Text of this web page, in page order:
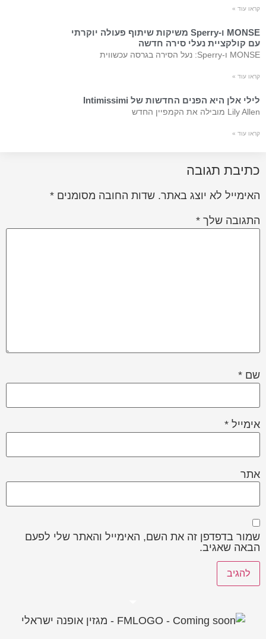
קראו עוד »
MONSE ו-Sperry משיקות שיתוף פעולה יוקרתי
עם קולקציית נעלי סירה חדשה
MONSE ו-Sperry: נעל הסירה בגרסה עכשווית
קראו עוד »
לילי אלן היא הפנים החדשות של Intimissimi
Lily Allen מובילה את הקמפיין החדש
קראו עוד »
כתיבת תגובה
האימייל לא יוצג באתר. שדות החובה מסומנים *
התגובה שלך *
שם *
אימייל *
אתר
שמור בדפדפן זה את השם, האימייל והאתר שלי לפעם
הבאה שאגיב.